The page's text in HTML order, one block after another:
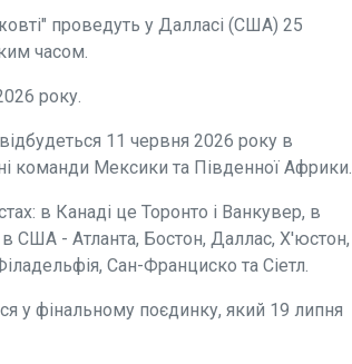
проведуть у Далласі (США) 25
часом.
року.
11 червня 2026 року в
команди Мексики та Південної Африки.
в Канаді це Торонто і Ванкувер, в
США - Атланта, Бостон, Даллас, Х'юстон,
Сан-Франциско та Сіетл.
у фінальному поєдинку, який 19 липня